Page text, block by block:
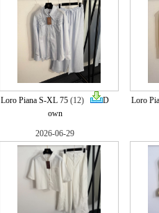
Loro Piana S-XL 75 (12)
D
own
Loro
2026-06-29